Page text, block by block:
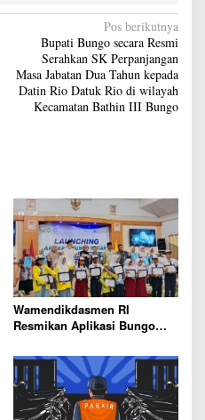
Pos berikutnya
Bupati Bungo secara Resmi
Serahkan SK Perpanjangan
Masa Jabatan Dua Tahun kepada
Datin Rio Datuk Rio di wilayah
Kecamatan Bathin III Bungo
Wamendikdasmen RI
Resmikan Aplikasi Bungo
Pemkab Bungo Tingkatkan
Mutu Pendidikan